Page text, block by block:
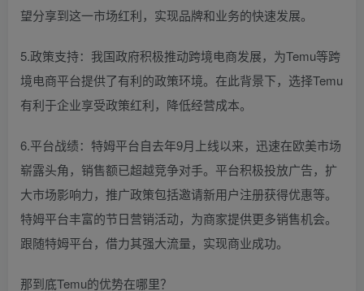
望分享到这一市场红利，实现品牌和业务的快速发展。
5.政策支持：我国政府积极推动跨境电商发展，为Temu等跨
境电商平台提供了有利的政策环境。在此背景下，选择Temu
有利于企业享受政策红利，降低经营成本。
6.平台战绩：特姆平台自去年9月上线以来，迅速在欧美市场
崭露头角，销售额已超越竞争对手。平台积极投放广告，扩
大市场影响力，推广政策包括邀请新用户注册获得优惠等。
特姆平台丰富的节日营销活动，为商家提供更多销售机会。
跟随特姆平台，借力其强大流量，实现商业成功。
那到底Temu的优势在哪里？